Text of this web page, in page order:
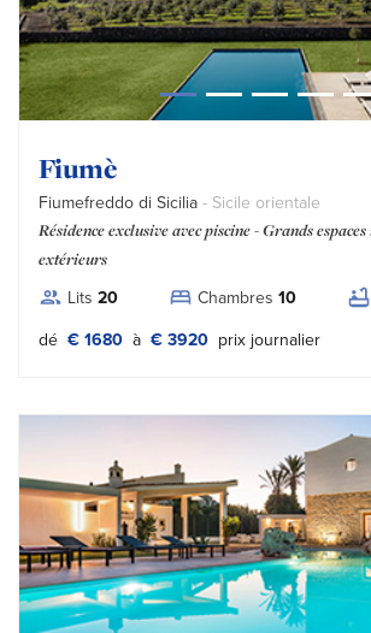
Fiumè
Fiumefreddo di Sicilia - Sicile orientale
Résidence exclusive avec piscine - Grands
extérieurs
Lits 20 Chambres 10
dé € 1680 à € 3920 Tipo prezzo:
prix journalier